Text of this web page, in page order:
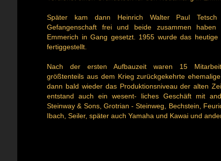
Später kam dann Heinrich Walter Paul Tetsch
Gefangenschaft frei und beide zusammen
Emmerich in Gang gesetzt. 1955 wurde das heutige
fertiggestellt.
Nach der ersten Aufbauzeit waren 15
größtenteils aus dem Krieg zurückgekehrte
dann bald wieder das Produktionsniveau der alten
entstand auch ein wesent- liches Geschäft mit
Steinway & Sons, Grotrian - Steinweg, Bechstein,
Ibach, Seiler, später auch Yamaha und Kawai und